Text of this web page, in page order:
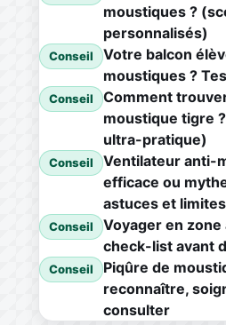
moustiques ?
personnalisés)
Conseil
Votre balcon
moustiques ?
Conseil
Comment
moustique tigre
ultra-pratique)
Conseil
Ventilateur anti-
efficace ou
astuces et limites
Conseil
Voyager en
check-list avant
Conseil
Piqûre de
reconnaître,
consulter